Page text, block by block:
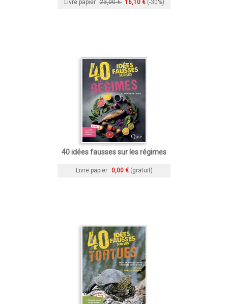
Livre papier 23,00 € 16,10 € (-30%)
40 idées fausses sur les régimes
Livre papier 0,00 € (gratuit)